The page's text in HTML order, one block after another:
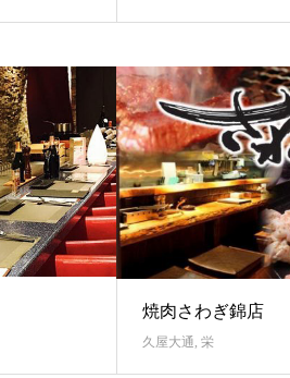
焼肉さわぎ錦店
久屋大通, 栄